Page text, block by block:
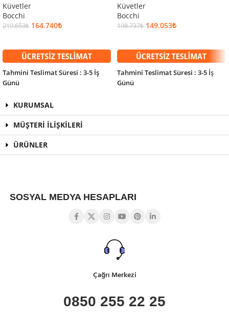
Küvetler
Bocchi
219.653₺ 164.740₺
Tahmini Teslimat Süresi : 3-5 İş
Günü
Küvetler
Bocchi
198.737₺ 149.053₺
Tahmini Teslimat Süresi : 3-5 İş
Günü
KURUMSAL
MÜŞTERİ İLİŞKİLERİ
ÜRÜNLER
SOSYAL MEDYA HESAPLARI
Çağrı Merkezi
0850 255 22 25